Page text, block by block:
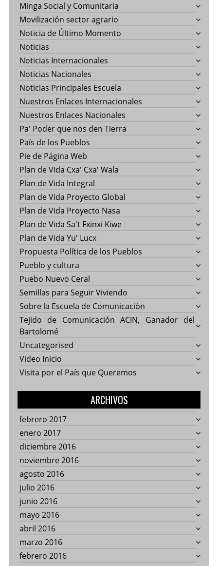
Minga Social y Comunitaria
Movilización sector agrario
Noticia de Último Momento
Noticias
Noticias Internacionales
Noticias Nacionales
Noticias Principales Escuela
Nuestros Enlaces Internacionales
Nuestros Enlaces Nacionales
Pa' Poder que nos den Tierra
País de los Pueblos
Pie de Página Web
Plan de Vida Cxa' Cxa' Wala
Plan de Vida Integral
Plan de Vida Proyecto Global
Plan de Vida Proyecto Nasa
Plan de Vida Sa't Fxinxi Kiwe
Plan de Vida Yu' Lucx
Propuesta Política de los Pueblos
Pueblo y cultura
Puebo Nuevo Ceral
Semillas para Seguir Viviendo
Sobre la Escuela de Comunicación
Tejido de Comunicación ACIN, Ganador del
Bartolomé
Uncategorised
Video Inicio
Visita por el País que Queremos
ARCHIVOS
febrero 2017
enero 2017
diciembre 2016
noviembre 2016
agosto 2016
julio 2016
junio 2016
mayo 2016
abril 2016
marzo 2016
febrero 2016